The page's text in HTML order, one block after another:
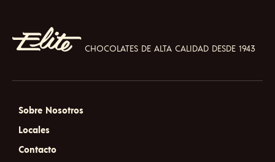
CHOCOLATES DE ALTA CALIDAD DESDE 1943
Sobre Nosotros
Locales
Contacto